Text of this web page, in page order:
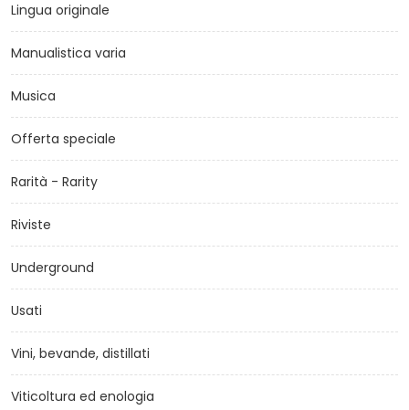
Lingua originale
Manualistica varia
Musica
Offerta speciale
Rarità - Rarity
Riviste
Underground
Usati
Vini, bevande, distillati
Viticoltura ed enologia